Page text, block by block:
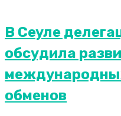
В Сеуле
обсудила
обменов